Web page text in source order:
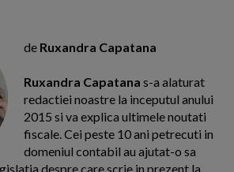
de Ruxandra Capatana
Ruxandra Capatana s-a alaturat
redactiei noastre la inceputul anului
2015 si va explica ultimele noutati
fiscale. Cei peste 10 ani petrecuti in
domeniul contabil au ajutat-o sa
despre care scrie in prezent la